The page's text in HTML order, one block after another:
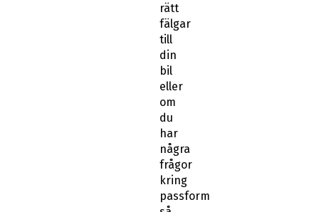
rätt
fälgar
till
din
bil
eller
om
du
har
några
frågor
kring
passform